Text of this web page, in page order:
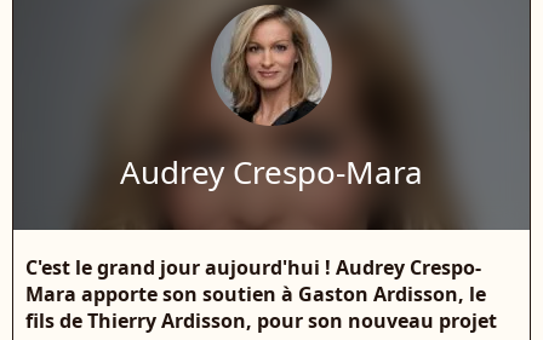
Audrey Crespo-Mara
C'est le grand jour aujourd'hui ! Audrey Crespo-
Mara apporte son soutien à Gaston Ardisson, le
fils de Thierry Ardisson, pour son nouveau projet